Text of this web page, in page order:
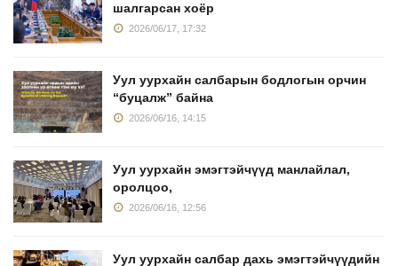
шалгарсан хоёр
2026/06/17, 17:32
Уул уурхайн салбарын бодлогын орчин
“буцалж” байна
2026/06/16, 14:15
Уул уурхайн эмэгтэйчүүд манлайлал,
оролцоо,
2026/06/16, 12:56
Уул уурхайн салбар дахь эмэгтэйчүүдийн